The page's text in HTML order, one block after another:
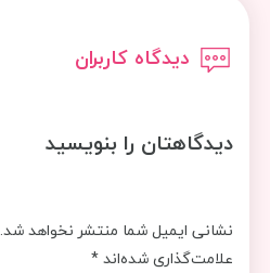
دیدگاه کاربران
دیدگاهتان را بنویسید
نشانی ایمیل شما منتشر نخواهد شد.
علامت‌گذاری شده‌اند*